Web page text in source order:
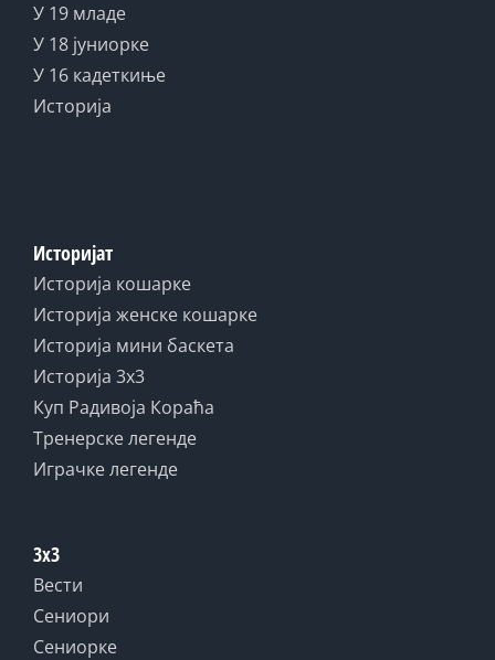
У 19 младе
У 18 јуниорке
У 16 кадеткиње
Историја
Историјат
Историја кошарке
Историја женске кошарке
Историја мини баскета
Историја 3x3
Куп Радивоја Кораћа
Тренерске легенде
Играчке легенде
3x3
Вести
Сениори
Сениорке